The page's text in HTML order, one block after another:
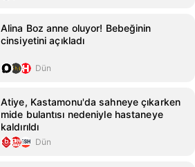
Alina Boz anne oluyor! Bebeğinin
cinsiyetini açıkladı
Dün
Atiye, Kastamonu'da sahneye çıkarken
mide bulantısı nedeniyle hastaneye
kaldırıldı
Dün